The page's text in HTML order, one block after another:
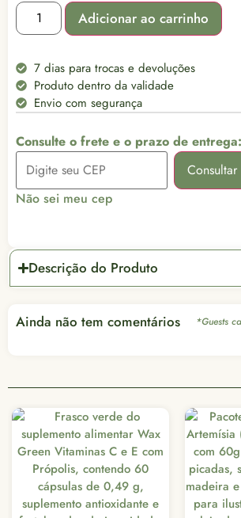
Adicionar ao carrinho
7 dias para trocas e devoluções
Produto dentro da validade
Envio com segurança
Consulte o frete e o prazo de entrega:
Consultar
Não sei meu cep
Descrição do Produto
Ainda não tem comentários *Guests